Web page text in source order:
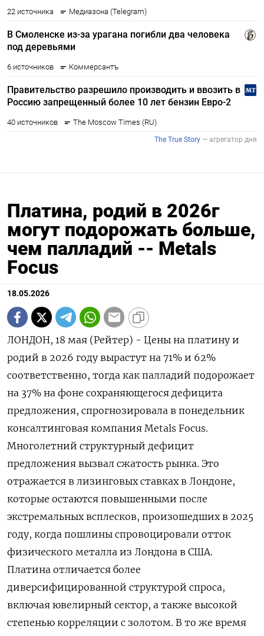
Платина, родий в 2026г
могут подорожать больше,
чем палладий -- Metals
Focus
18.05.2026
ЛОНДОН, 18 мая (Рейтер) - Цены на платину и
родий в 2026 году вырастут на 71% и 62%
‌соответственно, тогда как палладий подорожает
на 37% на фоне сохраняющегося дефицита
предложения, спрогнозировала в понедельник
консалтинговая ​компания Metals Focus.
Многолетний ​структурный ​дефицит
предложения вызвал ⁠сжатость рынка. Это
отражается ‌в лизинговых ставках в ‌Лондоне,
которые остаются повышенными после
экстремальных всплесков, произошедших в ​2025
году, когда пошлины спровоцировали отток
‌физического металла из Лондона в США.
Платина отличается ​более
диверсифицированной структурой спроса,
включая ювелирный сектор, ‌а также высокой
степенью корреляции с золотом. В то же время